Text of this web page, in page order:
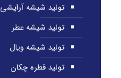
تولید شیشه آرایشی
تولید شیشه عطر
تولید شیشه ویال
تولید قطره چکان